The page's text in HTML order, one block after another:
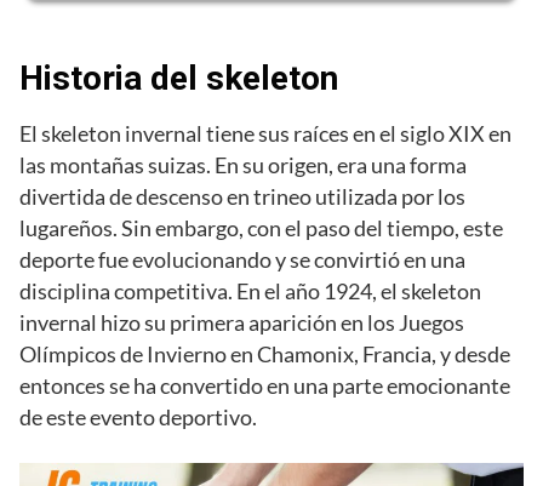
Historia del skeleton
El skeleton invernal tiene sus raíces en el siglo XIX en
las montañas suizas. En su origen, era una forma
divertida de descenso en trineo utilizada por los
lugareños. Sin embargo, con el paso del tiempo, este
deporte fue evolucionando y se convirtió en una
disciplina competitiva. En el año 1924, el skeleton
invernal hizo su primera aparición en los Juegos
Olímpicos de Invierno en Chamonix, Francia, y desde
entonces se ha convertido en una parte emocionante
de este evento deportivo.